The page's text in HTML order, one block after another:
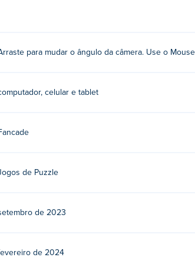
outros jogos em Poki:
móveis e desktop?
para mudar o ângulo da câmera. Use o
celular e tablet
de Puzzle
de 2023
de 2024